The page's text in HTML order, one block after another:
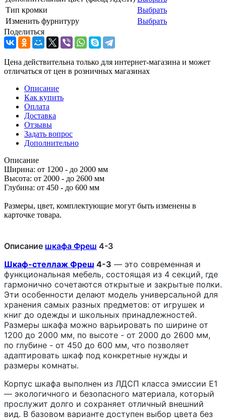
Тип кромки
Выбрать
Изменить фурнитуру
Выбрать
Поделиться
Цена действительна только для интернет-магазина и может
отличаться от цен в розничных магазинах
Описание
Как купить
Оплата
Доставка
Отзывы
Задать вопрос
Дополнительно
Описание
Ширина: от 1200 - до 2000 мм
Высота: от 2000 - до 2600 мм
Глубина: от 450 - до 600 мм
Размеры, цвет, комплектующие могут быть изменены в
карточке товара.
Описание шкафа Фреш 4-3
Шкаф-стеллаж Фреш 4-3 — это современная и
функциональная мебель, состоящая из 4 секций, где
гармонично сочетаются открытые и закрытые полки.
Эти особенности делают модель универсальной для
хранения самых разных предметов: от игрушек и
книг до одежды и школьных принадлежностей.
Размеры шкафа можно варьировать по ширине от
1200 до 2000 мм, по высоте - от 2000 до 2600 мм,
по глубине - от 450 до 600 мм, что позволяет
адаптировать шкаф под конкретные нужды и
размеры комнаты.
Корпус шкафа выполнен из ЛДСП класса эмиссии Е1
— экологичного и безопасного материала, который
прослужит долго и сохраняет отличный внешний
вид. В базовом варианте доступен выбор цвета без